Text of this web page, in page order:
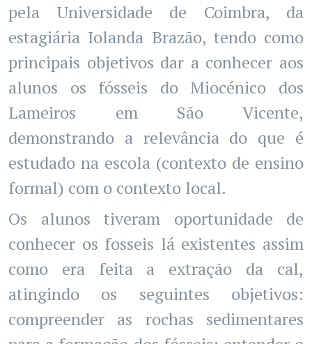
pela Universidade de Coimbra, da
estagiária Iolanda Brazão, tendo como
principais objetivos dar a conhecer aos
alunos os fósseis do Miocénico dos
Lameiros em São Vicente,
demonstrando a relevância do que é
estudado na escola (contexto de ensino
formal) com o contexto local.
Os alunos tiveram oportunidade de
conhecer os fosseis lá existentes assim
como era feita a extração da cal,
atingindo os seguintes objetivos:
compreender as rochas sedimentares